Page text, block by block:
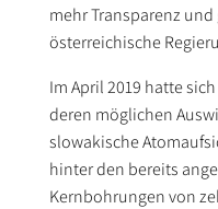
mehr Transparenz
österreichische
Im April 2019 hatte
deren möglichen
slowakische
hinter den bereits
Kernbohrungen von